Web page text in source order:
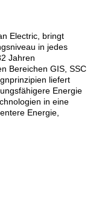
Electric, bringt
in jedes
Jahren
Bereichen GIS, SSC
liefert
Energie
in eine
Energie,